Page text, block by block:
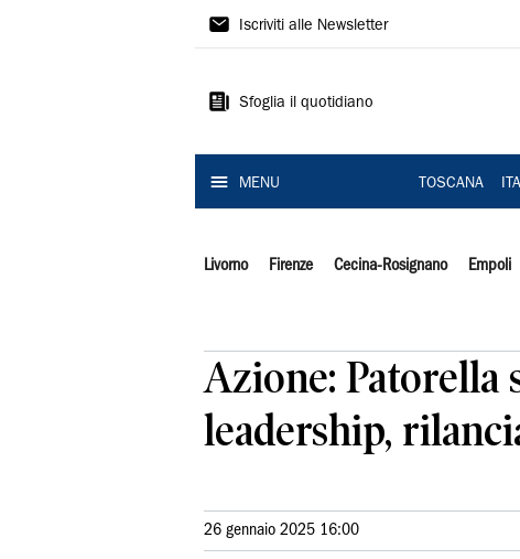
Il
Iscriviti alle Newsletter
Sfoglia il quotidiano
MENU TOSCANA
Livorno Firenze Cecina-Rosignano Empoli
Azione: Patorella
leadership,
26 gennaio 2025 16:00